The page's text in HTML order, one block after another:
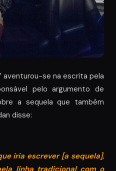
aventurou-se na escrita pela
pelo argumento de
a sequela que também
disse:
iria escrever [a sequela],